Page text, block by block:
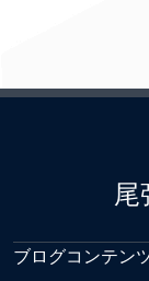
尾
ブログコンテン